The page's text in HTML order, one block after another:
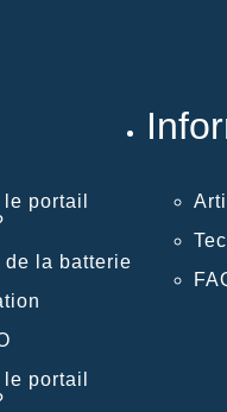
portail
de la batterie
portail